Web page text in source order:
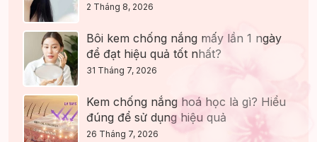
2 Tháng 8, 2026
Bôi kem chống nắng mấy lần 1 ngày
để đạt hiệu quả tốt nhất?
31 Tháng 7, 2026
Kem chống nắng hoá học là gì? Hiểu
đúng để sử dụng hiệu quả
26 Tháng 7, 2026